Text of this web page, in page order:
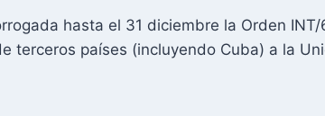
hasta el 31 diciembre la Orden
terceros países (incluyendo Cuba) a la